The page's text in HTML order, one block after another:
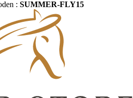
: SUMMER-FLY15